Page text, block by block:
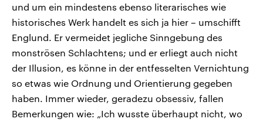
und um ein mindestens ebenso literarisches wie
historisches Werk handelt es sich ja hier – umschifft
Englund. Er vermeidet jegliche Sinngebung des
monströsen Schlachtens; und er erliegt auch nicht
der Illusion, es könne in der entfesselten Vernichtung
so etwas wie Ordnung und Orientierung gegeben
haben. Immer wieder, geradezu obsessiv, fallen
Bemerkungen wie: „Ich wusste überhaupt nicht, wo